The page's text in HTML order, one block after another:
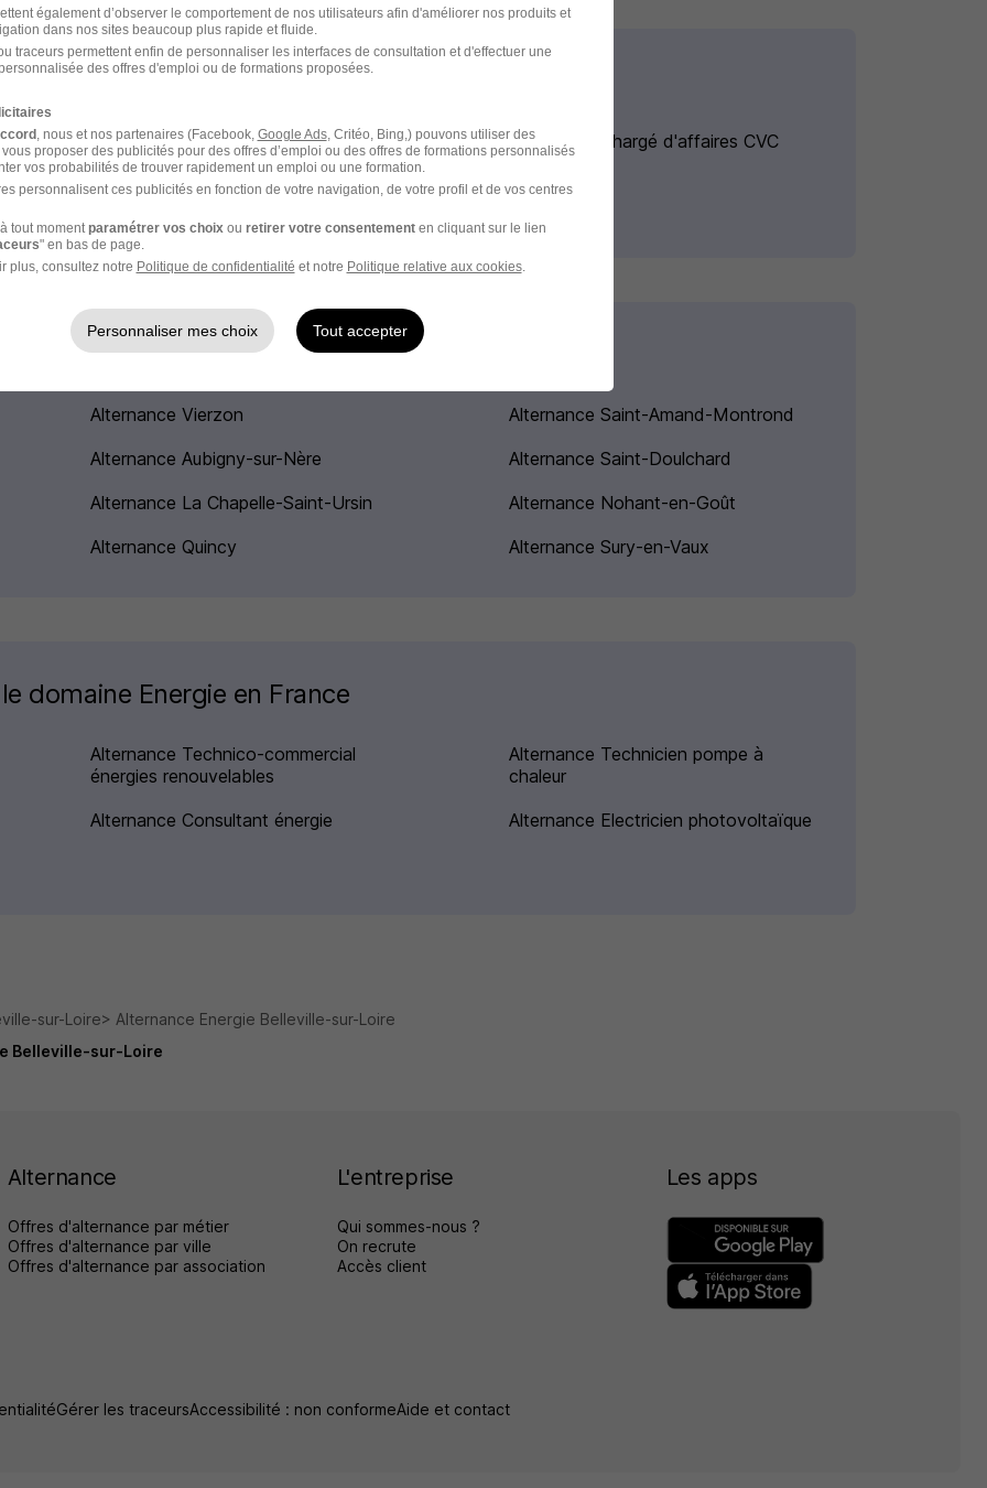
Alternance Chargé d'affaires
désenfumage
Alternance Chargé d'affaires CVC
Alternance Vierzon
Alternance Saint-Amand-Montrond
Alternance Aubigny-sur-Nère
Alternance Saint-Doulchard
Alternance La Chapelle-Saint-Ursin
Alternance Nohant-en-Goût
Alternance Quincy Alternance Sury-en-Vaux
domaine Energie en France
Alternance Technico-commercial
énergies renouvelables
Alternance Technicien pompe à
chaleur
Alternance Consultant énergie
Alternance Electricien photovoltaïque
sur-Loire
Alternance Energie Belleville-sur-Loire
Belleville-sur-Loire
Alternance
Offres d'alternance par métier
Offres d'alternance par ville
Offres d'alternance par association
L'entreprise
Qui sommes-nous ?
On recrute
Accès client
Les apps
Gérer les traceursAccessibilité : non conformeAide et contact
également d’observer le comportement de nos utilisateurs afin d'améliorer nos produits et
dans nos sites beaucoup plus rapide et fluide.
traceurs permettent enfin de personnaliser les interfaces de consultation et d'effectuer une
des offres d'emploi ou de formations proposées.
, nous et nos partenaires (Facebook, Google Ads, Critéo, Bing,) pouvons utiliser des
proposer des publicités pour des offres d’emploi ou des offres de formations personnalisés
vos probabilités de trouver rapidement un emploi ou une formation.
personnalisent ces publicités en fonction de votre navigation, de votre profil et de vos centres
tout moment paramétrer vos choix ou retirer votre consentementen cliquant sur le lien
" en bas de page.
plus, consultez notre Politique de confidentialité et notre Politique relative aux cookies.
Personnaliser mes choix Tout accepter